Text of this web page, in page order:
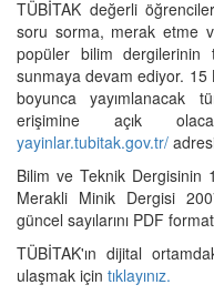
TÜBİTAK değerli
soru sorma, merak etme
popüler bilim dergilerinin
sunmaya devam ediyor. 15
boyunca yayımlanacak
erişimine açık
yayinlar.tubitak.gov.tr/
Bilim ve Teknik Dergisinin
Merakli Minik Dergisi
güncel sayılarını PDF
TÜBİTAK'ın dijital
ulaşmak için tıklayınız.